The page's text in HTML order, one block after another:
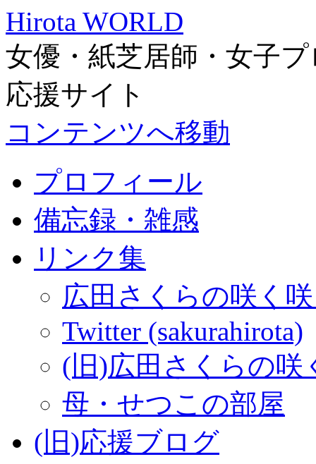
Hirota WORLD
女優・紙芝居師・女子
応援サイト
コンテンツへ移動
プロフィール
備忘録・雑感
リンク集
広田さくらの咲く
Twitter (sakurahirota)
(旧)広田さくらの咲
母・せつこの部屋
(旧)応援ブログ